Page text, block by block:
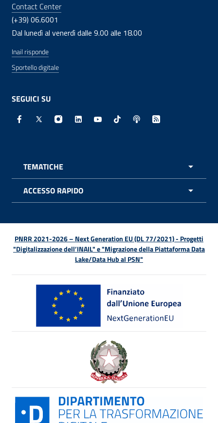
Contact Center
(+39) 06.6001
Dal lunedì al venerdì dalle 9.00 alle 18.00
Inail risponde
Sportello digitale
SEGUICI SU
Facebook - Sito esterno - Apertura in nuova finestra
X - Sito esterno - Apertura in nuova finestra
Instagram - Sito esterno - Apertura in
Linkedin - Sito esterno - Apertura in
Youtube - Sito esterno -
TikTok - Sito esterno -
Spreaker - Sito
Feed RSS -
TEMATICHE
ACCESSO RAPIDO
PNRR 2021-2026 – Next Generation EU (DL 77/2021) - Progetti
"Digitalizzazione dell’INAIL" e "Migrazione della Piattaforma Data
Lake/Data Hub al PSN"